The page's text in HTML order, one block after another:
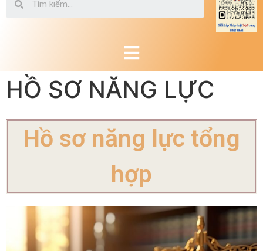
HỒ SƠ NĂNG LỰC
Hồ sơ năng lực tổng
hợp